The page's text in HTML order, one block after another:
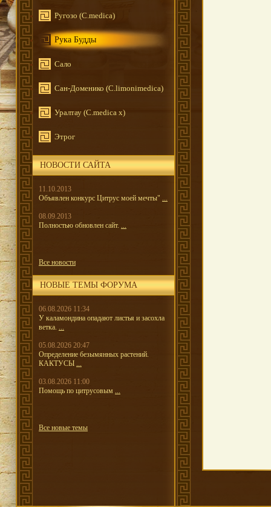
Ругозо (C.medica)
Рука Будды
Сало
Сан-Доменико (C.limonimedica)
Уралтау (C.medica x)
Этрог
НОВОСТИ САЙТА
11.10.2013
Объявлен конкурс Цитрус моей мечты" ...
08.09.2013
Полностью обновлен сайт. ...
Все новости
НОВЫЕ ТЕМЫ ФОРУМА
06.08.2026 11:34
У каламондина опадают листья и засохла
ветка. ...
05.08.2026 20:47
Определение безымянных растений.
КАКТУСЫ ...
03.08.2026 11:00
Помощь по цитрусовым ...
Все новые темы